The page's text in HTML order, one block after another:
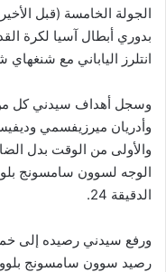
الجولة الخامسة (قبل
بدوري أبطال آسيا لكرة
انتلرز الياباني مع شنغهاي
وسجل أهداف سيدني كل
والأولى من الوقت بدل
الوجه لسوون سامسونج
الدقيقة 24.
ورفع سيدني رصيده إلى
رصيد سوون سامسونج